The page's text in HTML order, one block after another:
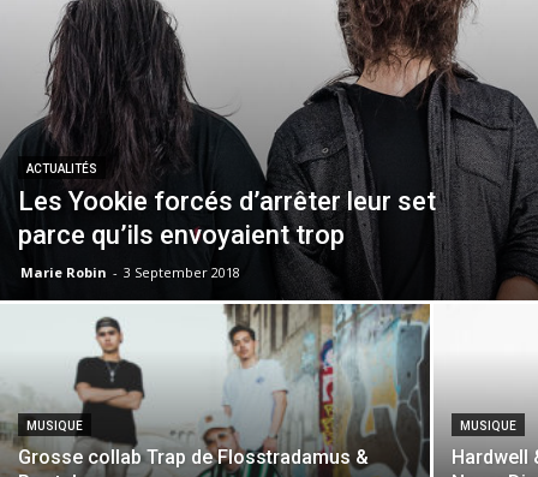
ACTUALITÉS
Les Yookie forcés d’arrêter leur set
parce qu’ils envoyaient trop
Marie Robin - 3 September 2018
MUSIQUE
Grosse collab Trap de Flosstradamus &
MUSIQUE
Hardwell